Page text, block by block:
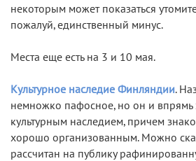
некоторым может показаться
пожалуй, единственный минус.
Места еще есть на 3 и 10 мая.
Культурное наследие Финляндии.
немножко пафосное, но он и впрямь
культурным наследием, причем
хорошо организованным. Можно
рассчитан на публику